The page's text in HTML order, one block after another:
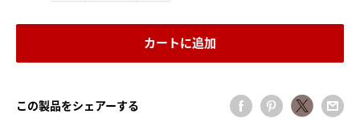
カートに追加
この製品をシェアーする